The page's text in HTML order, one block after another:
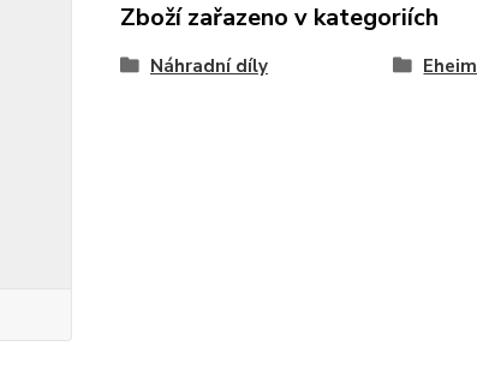
Zboží zařazeno v kategoriích
Náhradní díly Eheim